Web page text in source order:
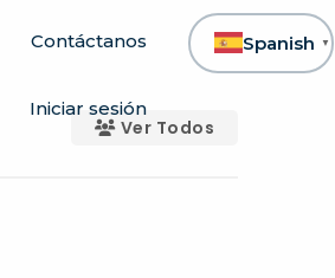
Contáctanos
Iniciar sesión
Spanish ▼
Ver Todos